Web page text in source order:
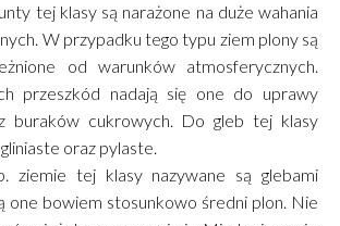
tej klasy są narażone na duże wahania
W przypadku tego typu ziem plony są
od warunków atmosferycznych.
przeszkód nadają się one do uprawy
buraków cukrowych. Do gleb tej klasy
oraz pylaste.
ziemie tej klasy nazywane są glebami
one bowiem stosunkowo średni plon. Nie